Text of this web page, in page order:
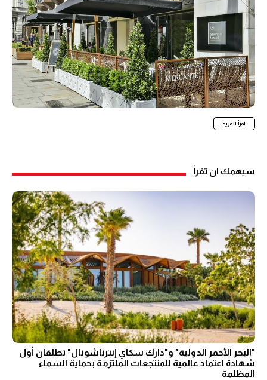
اقرأ المزيد
سيهمك ان تقرأ
"البحر الأحمر الدولية" و"دارك سكاي إنترناشونال" تطلقان أول
شهادة اعتماد عالمية للمنتجعات الملتزمة بحماية السماء
المظلمة